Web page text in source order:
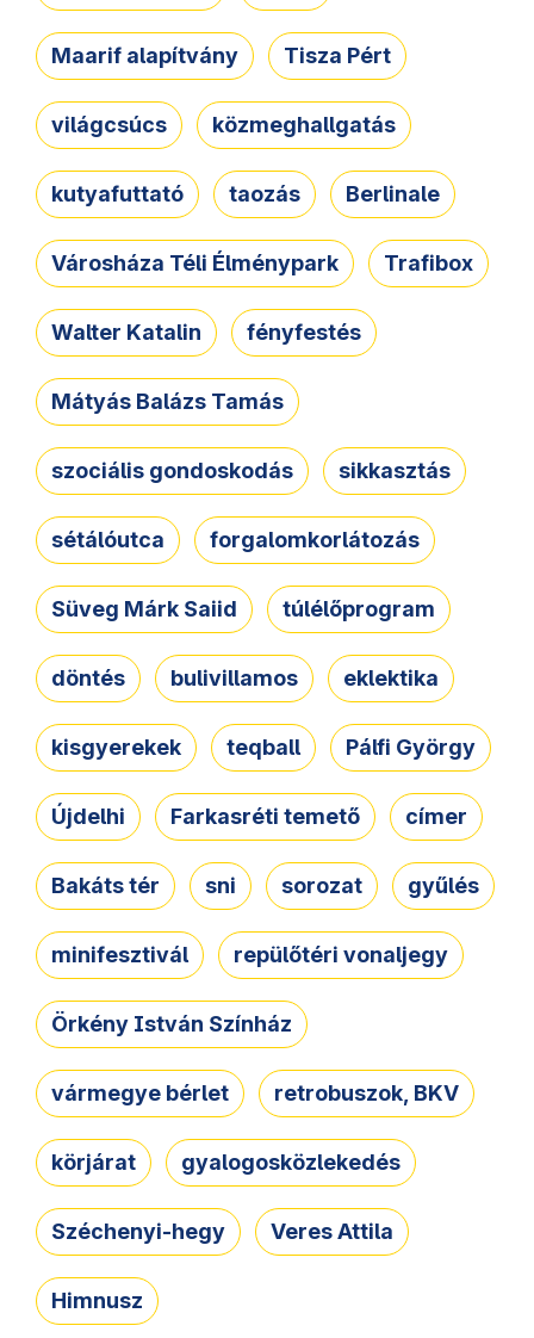
Maarif alapítvány Tisza Pért
világcsúcs közmeghallgatás
kutyafuttató taozás Berlinale
Városháza Téli Élménypark Trafibox
Walter Katalin fényfestés
Mátyás Balázs Tamás
szociális gondoskodás sikkasztás
sétálóutca forgalomkorlátozás
Süveg Márk Saiid túlélőprogram
döntés bulivillamos eklektika
kisgyerekek teqball Pálfi György
Újdelhi Farkasréti temető címer
Bakáts tér sni sorozat gyűlés
minifesztivál repülőtéri vonaljegy
Örkény István Színház
vármegye bérlet retrobuszok, BKV
körjárat gyalogosközlekedés
Széchenyi-hegy Veres Attila
Himnusz